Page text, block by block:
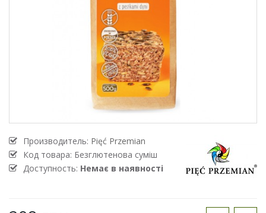
Производитель: Pięć Przemian
Код товара: Безглютенова суміш
Доступность: Немає в наявності